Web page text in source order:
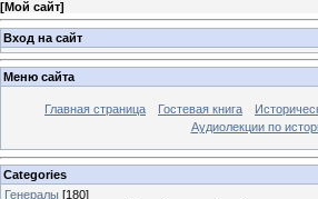
[Мой сайт]
Вход на сайт
Меню сайта
Главная страница Гостевая книга
Аудиолекции по
Categories
Генералы [180]